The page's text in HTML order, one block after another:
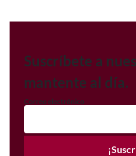
Suscríbete a
mantente al día.
Correo electrónico